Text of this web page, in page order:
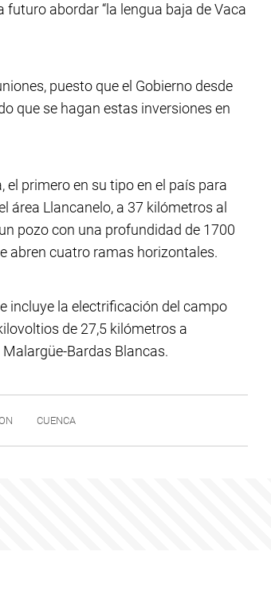
abordar “la lengua baja de Vaca
puesto que el Gobierno desde
que se hagan estas inversiones en
primero en su tipo en el país para
área Llancanelo, a 37 kilómetros al
pozo con una profundidad de 1700
abren cuatro ramas horizontales.
incluye la electrificación del campo
de 27,5 kilómetros a
Bardas Blancas.
CUENCA